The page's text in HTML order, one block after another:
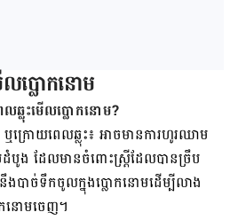
ល​ប្លោក​នោម
ឆ្លុះមើល​ប្លោក​នោម?
រោយ​ពេល​ឆ្លុះ៖ អាច​មាន​ការ​ហូរ​ឈាម​
ង ដែល​មាន​ចំពោះ​ស្រ្តី​ដែល​បាន​ច្រឹប​
ង​បាច់​ទឹក​ចូល​ក្នុង​ប្លោក​នោម​ដើម្បី​លាង​
នោម​ចេញ។